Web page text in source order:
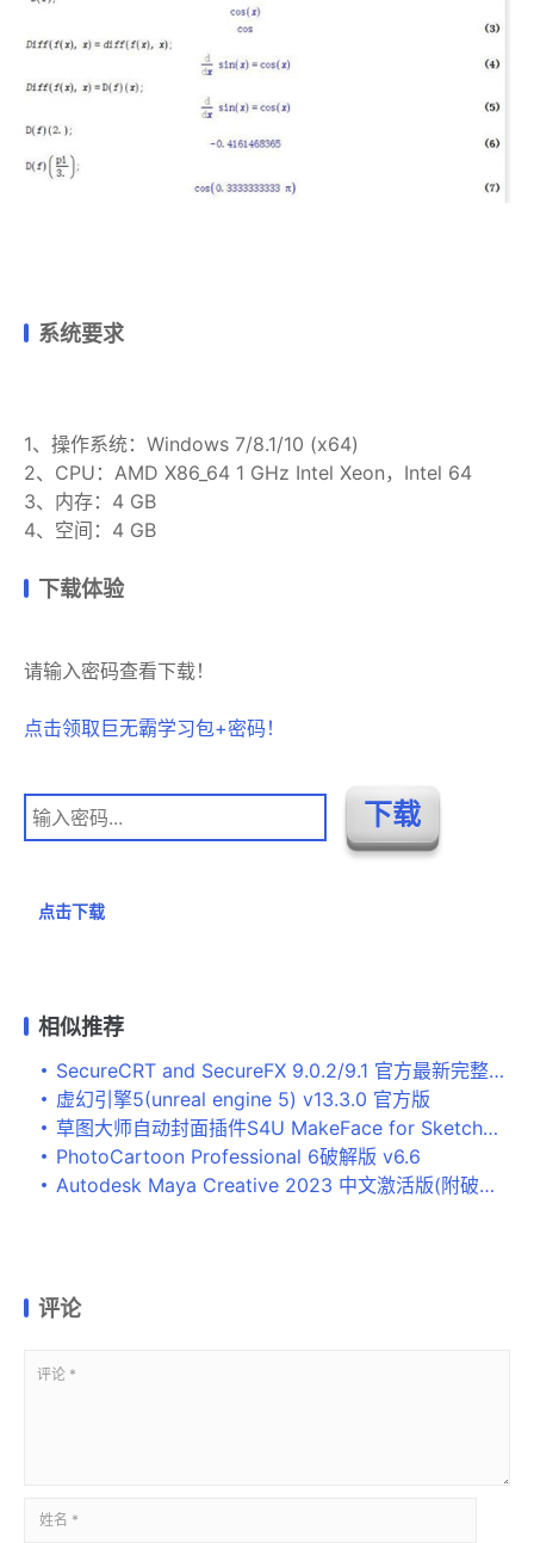
系统要求
1、操作系统：Windows 7/8.1/10 (x64)
2、CPU：AMD X86_64 1 GHz Intel Xeon，Intel 64
3、内存：4 GB
4、空间：4 GB
下载体验
请输入密码查看下载！
点击领取巨无霸学习包+密码！
点击下载
相似推荐
SecureCRT and SecureFX 9.0.2/9.1 官方最新完整版(附破解文件+安装教程) 32/64位
虚幻引擎5(unreal engine 5) v13.3.0 官方版
草图大师自动封面插件S4U MakeFace for SketchUp 2022-8 免费修正授权版
PhotoCartoon Professional 6破解版 v6.6
Autodesk Maya Creative 2023 中文激活版(附破解教程) x64
评论